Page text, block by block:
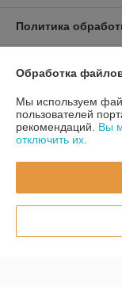
Политика
Юридическое лицо:
ул. Сухаревская, ДОМ
Обработка
Мы используем
пользователей
рекомендаций. Вы
отключить их.